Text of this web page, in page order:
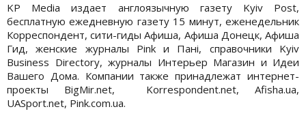
KP Media издает англоязычную газету Kyiv Post,
бесплатную ежедневную газету 15 минут, еженедельник
Корреспондент, сити-гиды Афиша, Афиша Донецк, Афиша
Гид, женские журналы Pink и Панi, справочники Kyiv
Business Directory, журналы Интерьер Магазин и Идеи
Вашего Дома. Компании также принадлежат интернет-
проекты BigMir.net, Korrespondent.net, Afisha.ua,
UASport.net, Pink.com.ua.